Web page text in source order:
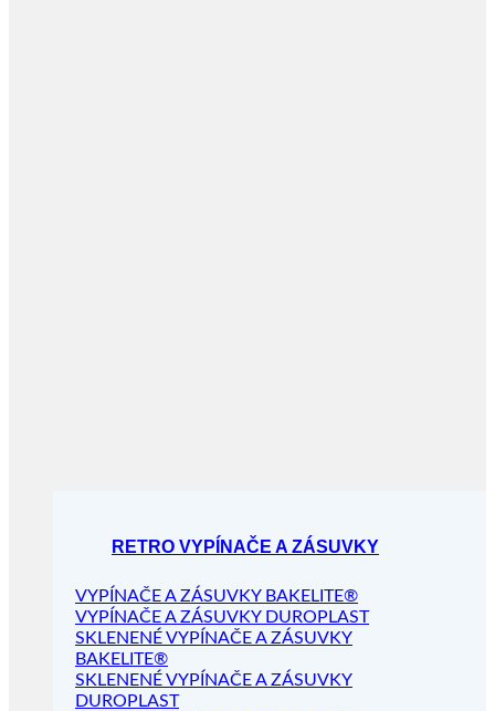
RETRO VYPÍNAČE A ZÁSUVKY
VYPÍNAČE A ZÁSUVKY BAKELITE®
VYPÍNAČE A ZÁSUVKY DUROPLAST
SKLENENÉ VYPÍNAČE A ZÁSUVKY
BAKELITE®
SKLENENÉ VYPÍNAČE A ZÁSUVKY
DUROPLAST